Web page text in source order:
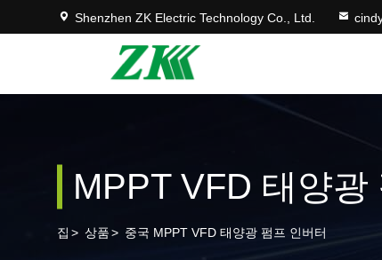
Shenzhen ZK Electric Technology Co., Ltd.
MPPT VFD 태양광
집 > 상품> 중국 MPPT VFD 태양광 펌프 인버터